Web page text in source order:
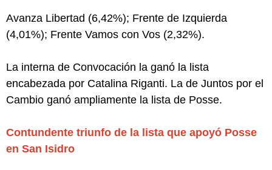
Avanza Libertad (6,42%); Frente de Izquierda
(4,01%); Frente Vamos con Vos (2,32%).
La interna de Convocación la ganó la lista
encabezada por Catalina Riganti. La de Juntos por el
Cambio ganó ampliamente la lista de Posse.
Contundente triunfo de la lista que apoyó Posse
en San Isidro